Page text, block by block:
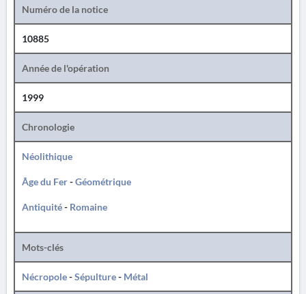
Numéro de la notice
10885
Année de l'opération
1999
Chronologie
Néolithique
Âge du Fer-Géométrique
Antiquité- Romaine
Mots-clés
Nécropole-Sépulture- Métal